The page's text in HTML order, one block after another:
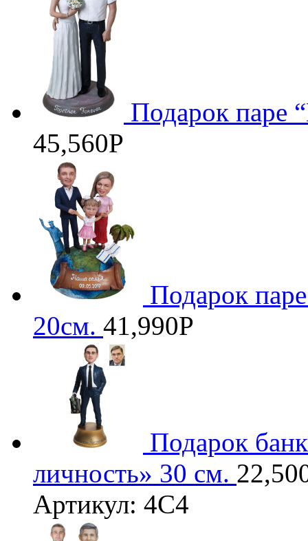
Подарок паре
45,560Р
Подарок
20см. 41,990Р
Подарок
личность» 30 см.
Артикул: 4С4